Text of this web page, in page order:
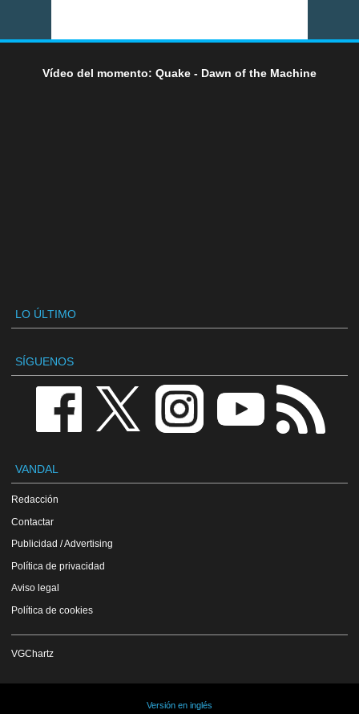
Vídeo del momento: Quake - Dawn of the Machine
LO ÚLTIMO
SÍGUENOS
VANDAL
Redacción
Contactar
Publicidad / Advertising
Política de privacidad
Aviso legal
Política de cookies
VGChartz
Versión en inglés